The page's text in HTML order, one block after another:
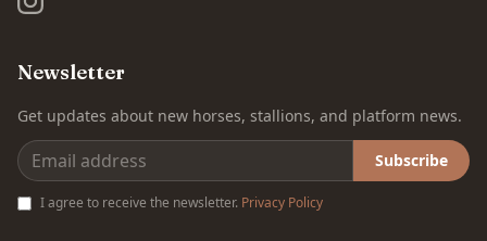
Newsletter
Get updates about new horses, stallions, and platform news.
Subscribe
I agree to receive the newsletter. Privacy Policy